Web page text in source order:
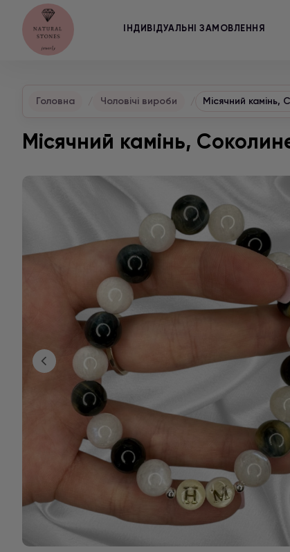
ІНДИВІДУАЛЬНІ ЗАМОВЛЕННЯ
Головна Чоловічі вироби Місячний камінь,
Місячний камінь,